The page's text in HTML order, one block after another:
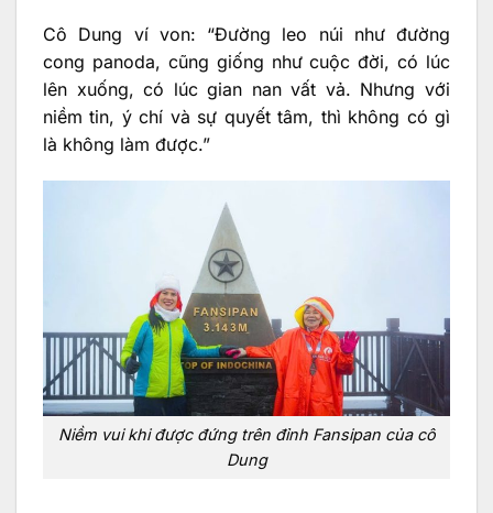
Cô Dung ví von: “Đường leo núi như đường
cong panoda, cũng giống như cuộc đời, có lúc
lên xuống, có lúc gian nan vất vả. Nhưng với
niềm tin, ý chí và sự quyết tâm, thì không có gì
là không làm được.”
Niềm vui khi được đứng trên đỉnh Fansipan của cô
Dung